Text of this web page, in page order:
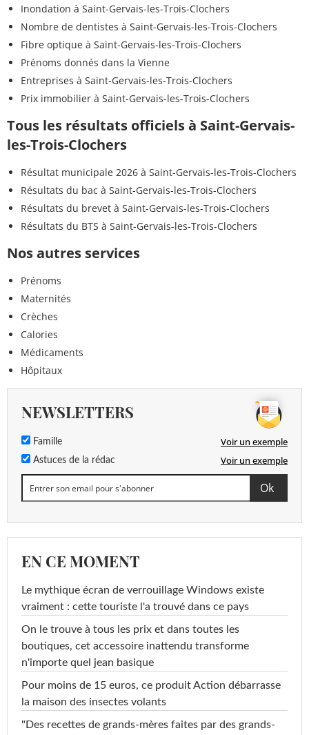
Inondation à Saint-Gervais-les-Trois-Clochers
Nombre de dentistes à Saint-Gervais-les-Trois-Clochers
Fibre optique à Saint-Gervais-les-Trois-Clochers
Prénoms donnés dans la Vienne
Entreprises à Saint-Gervais-les-Trois-Clochers
Prix immobilier à Saint-Gervais-les-Trois-Clochers
Tous les résultats officiels à Saint-Gervais-
les-Trois-Clochers
Résultat municipale 2026 à Saint-Gervais-les-Trois-Clochers
Résultats du bac à Saint-Gervais-les-Trois-Clochers
Résultats du brevet à Saint-Gervais-les-Trois-Clochers
Résultats du BTS à Saint-Gervais-les-Trois-Clochers
Nos autres services
Prénoms
Maternités
Crèches
Calories
Médicaments
Hôpitaux
NEWSLETTERS
Famille Voir un exemple
Astuces de la rédac Voir un exemple
EN CE MOMENT
Le mythique écran de verrouillage Windows existe
vraiment : cette touriste l'a trouvé dans ce pays
On le trouve à tous les prix et dans toutes les
boutiques, cet accessoire inattendu transforme
n'importe quel jean basique
Pour moins de 15 euros, ce produit Action débarrasse
la maison des insectes volants
"Des recettes de grands-mères faites par des grands-